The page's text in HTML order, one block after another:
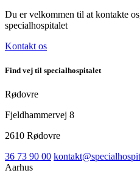
Du er velkommen til at kontakte
specialhospitalet
Kontakt os
Find vej til specialhospitalet
Rødovre
Fjeldhammervej 8
2610 Rødovre
36 73 90 00
Aarhus